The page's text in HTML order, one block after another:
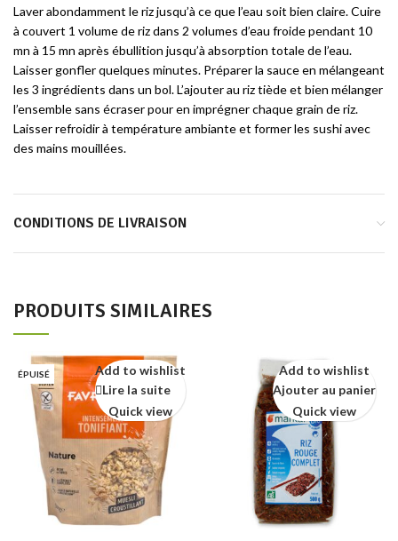
Laver abondamment le riz jusqu’à ce que l’eau soit bien claire. Cuire
à couvert 1 volume de riz dans 2 volumes d’eau froide pendant 10
mn à 15 mn après ébullition jusqu’à absorption totale de l’eau.
Laisser gonfler quelques minutes. Préparer la sauce en mélangeant
les 3 ingrédients dans un bol. L’ajouter au riz tiède et bien mélanger
l’ensemble sans écraser pour en imprégner chaque grain de riz.
Laisser refroidir à température ambiante et former les sushi avec
des mains mouillées.
CONDITIONS DE LIVRAISON
PRODUITS SIMILAIRES
ÉPUISÉ
Add to wishlist
Lire la suite
Quick view
Add to wishlist
Ajouter au panier
Quick view